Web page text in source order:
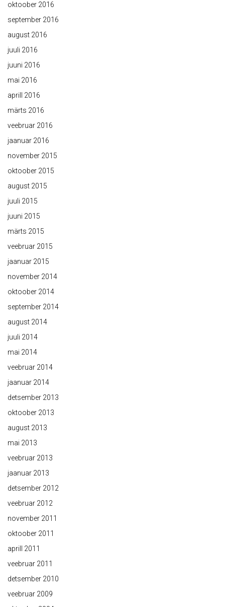
oktoober 2016
september 2016
august 2016
juuli 2016
juuni 2016
mai 2016
aprill 2016
märts 2016
veebruar 2016
jaanuar 2016
november 2015
oktoober 2015
august 2015
juuli 2015
juuni 2015
märts 2015
veebruar 2015
jaanuar 2015
november 2014
oktoober 2014
september 2014
august 2014
juuli 2014
mai 2014
veebruar 2014
jaanuar 2014
detsember 2013
oktoober 2013
august 2013
mai 2013
veebruar 2013
jaanuar 2013
detsember 2012
veebruar 2012
november 2011
oktoober 2011
aprill 2011
veebruar 2011
detsember 2010
veebruar 2009